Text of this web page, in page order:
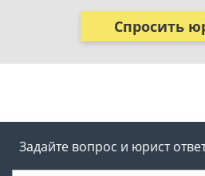
Спросить
Задайте вопрос и юрист